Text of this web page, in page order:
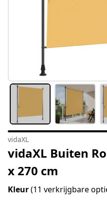
vidaXL
vidaXL Buiten
x 270 cm
Kleur(11 verkrijgbare